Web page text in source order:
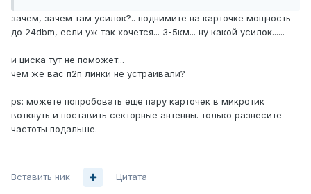
зачем, зачем там усилок?.. поднимите на карточке мощность
до 24dbm, если уж так хочется... 3-5км... ну какой усилок......
и циска тут не поможет...
чем же вас п2п линки не устраивали?
ps: можете попробовать еще пару карточек в микротик
воткнуть и поставить секторные антенны. только разнесите
частоты подальше.
Вставить ник Цитата